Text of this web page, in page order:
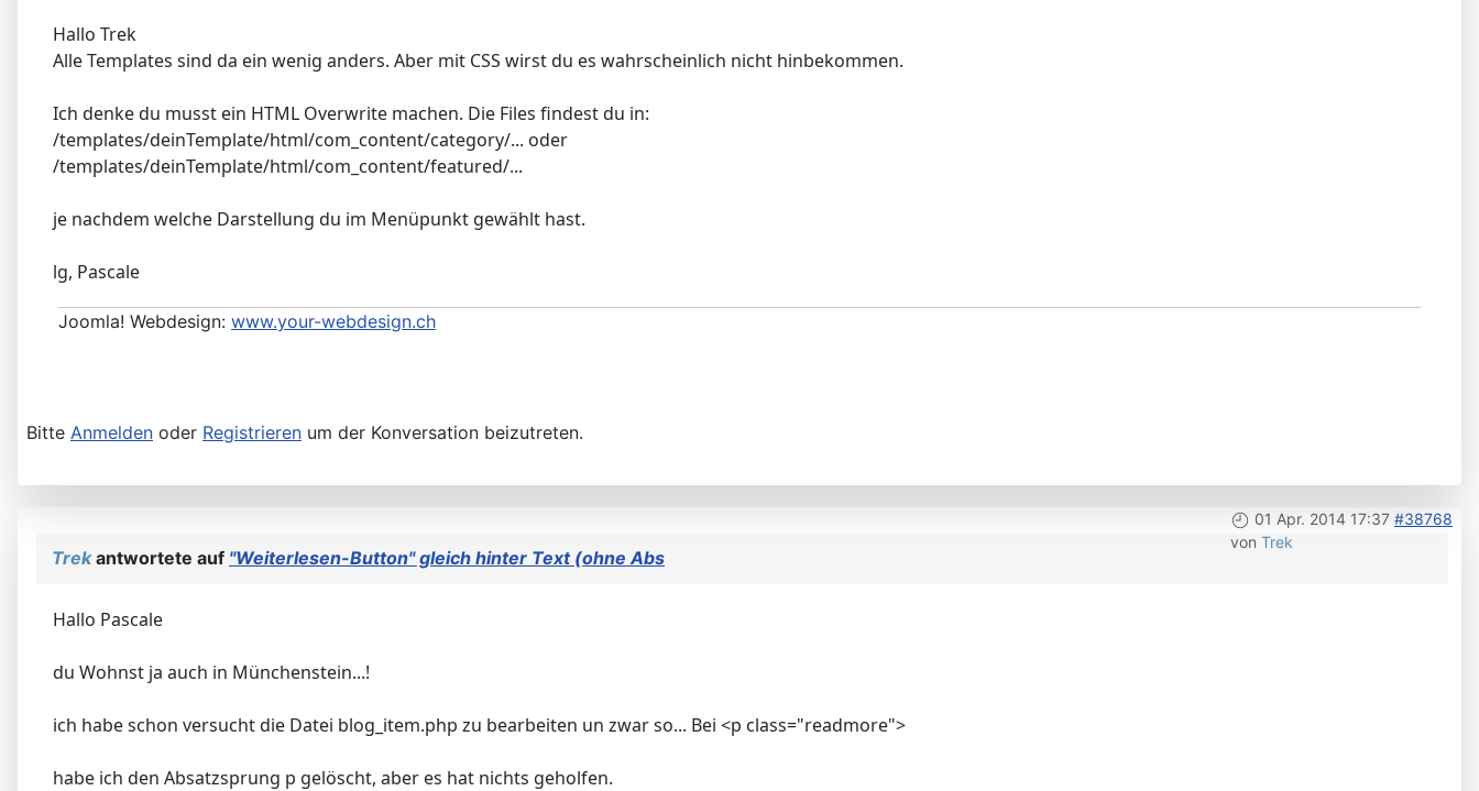
Hallo Trek
Alle Templates sind da ein wenig anders. Aber mit CSS wirst du es wahrscheinlich nicht hinbekommen.
Ich denke du musst ein HTML Overwrite machen. Die Files findest du in:
/templates/deinTemplate/html/com_content/category/... oder
/templates/deinTemplate/html/com_content/featured/...
je nachdem welche Darstellung du im Menüpunkt gewählt hast.
lg, Pascale
Joomla! Webdesign: www.your-webdesign.ch
Bitte Anmelden oder Registrieren um der Konversation beizutreten.
01 Apr. 2014 17:37 #38768
von Trek
Trekantwortete auf "Weiterlesen-Button" gleich hinter Text (ohne Abs
Hallo Pascale
du Wohnst ja auch in Münchenstein...!
ich habe schon versucht die Datei blog_item.php zu bearbeiten un zwar so... Bei <p class="readmore">
habe ich den Absatzsprung p gelöscht, aber es hat nichts geholfen.